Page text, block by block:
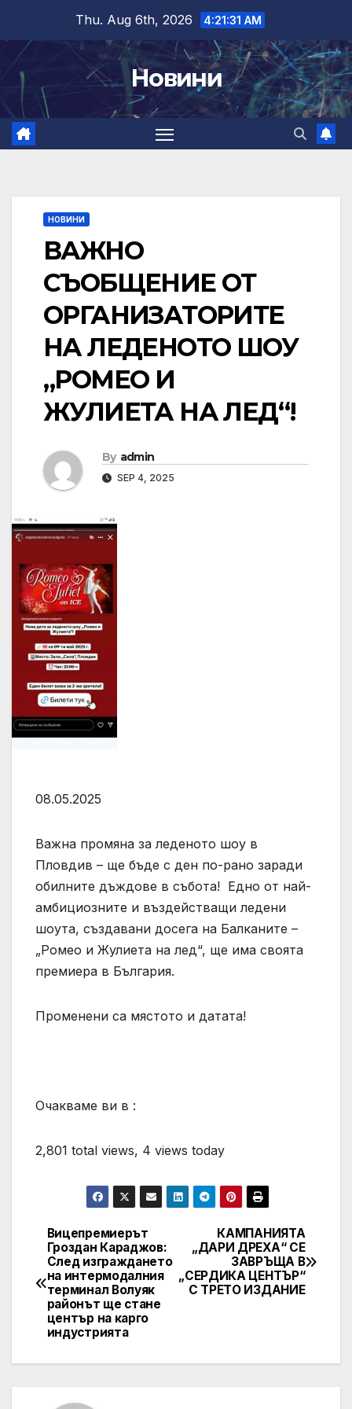
content
Thu. Aug 6th, 2026 4:21:32 AM
Новини
НОВИНИ
ВАЖНО
СЪОБЩЕНИЕ ОТ
ОРГАНИЗАТОРИТЕ
НА ЛЕДЕНОТО ШОУ
„РОМЕО И
ЖУЛИЕТА НА ЛЕД“!
By admin
SEP 4, 2025
08.05.2025
Важна промяна за леденото шоу в
Пловдив – ще бъде с ден по-рано заради
обилните дъждове в събота! Едно от най-
амбициозните и въздействащи ледени
шоута, създавани досега на Балканите –
„Ромео и Жулиета на лед“, ще има своята
премиера в България.
Променени са мястото и датата!
Очакваме ви в :
2,801 total views, 4 views today
Post
navigation
КАМПАНИЯТА
„ДАРИ ДРЕХА“ СЕ
ЗАВРЪЩА В
„СЕРДИКА ЦЕНТЪР“
С ТРЕТО ИЗДАНИЕ
Вицепремиерът
Гроздан Караджов:
След изграждането
на интермодалния
терминал Волуяк
районът ще стане
център на карго
индустрията